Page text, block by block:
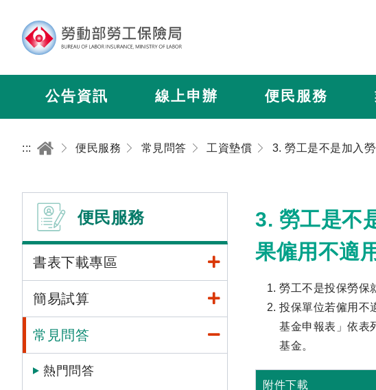
公告資訊 線上申辦 便民服務
::: 便民服務 常見問答 工資墊償
便民服務
書表下載專區
簡易試算
常見問答
熱門問答
3. 勞工是不
果僱用不適
勞工不是投保勞保
投保單位若僱用不
基金申報表」依表
基金。
附件下載